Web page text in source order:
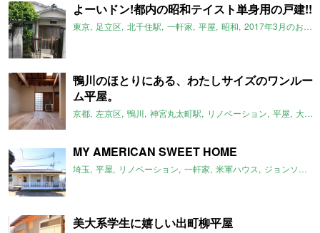
よーいドン!都内の昭和テイスト単身用の戸建!!
東京 足立区 北千住駅 一軒家 平屋 昭和 2017年3月のおすすめ
鴨川のほとりにある、わたしサイズのワンルー
ム平屋。
京都 左京区 鴨川 神宮丸太町駅 リノベーション 平屋 大文字山
MY AMERICAN SWEET HOME
埼玉 平屋 リノベーション 一軒家 米軍ハウス ジョンソンタウン
美大系学生に嬉しい出町柳平屋